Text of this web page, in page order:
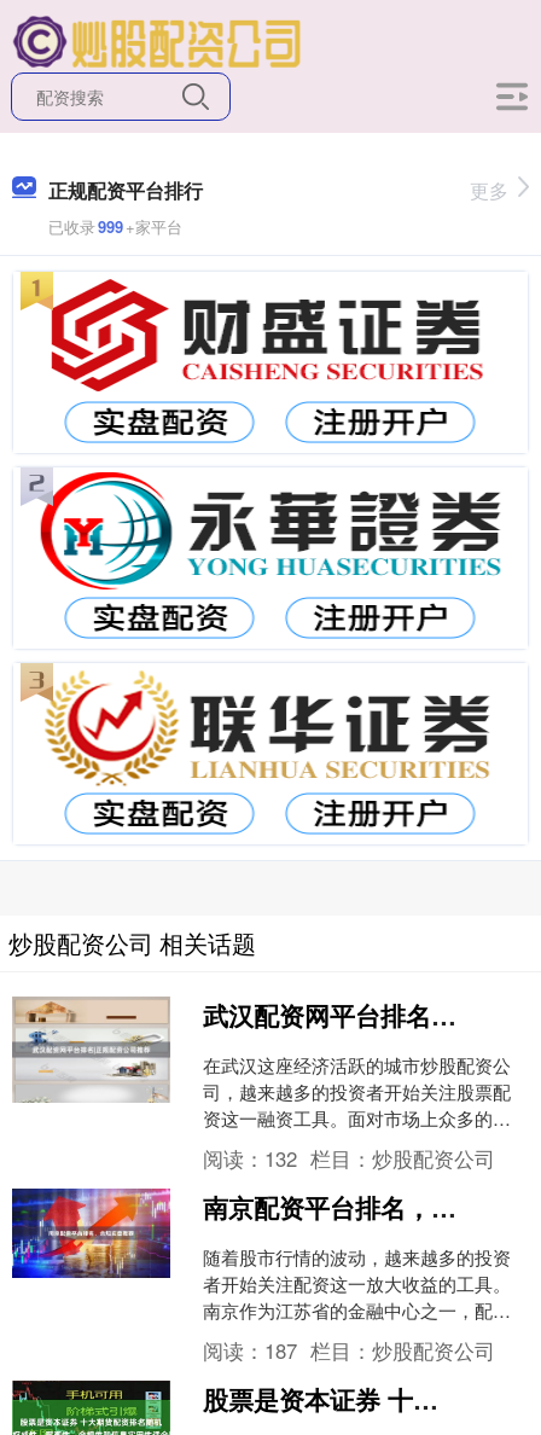
正规配资平台排行
已收录999+家平台
更多
炒股配资公司 相关话题
武汉配资网平台排名|正规配资公司推荐
在武汉这座经济活跃的城市炒股配资公
司，越来越多的投资者开始关注股票配
资这一融资工具。面对市场上众多的配
资平台，如何选择一家正规、安全的配
资公司成为投资者最关心的....
阅读： 132 栏目：炒股配资公司
南京配资平台排名，合规实盘推荐
随着股市行情的波动，越来越多的投资
者开始关注配资这一放大收益的工具。
南京作为江苏省的金融中心之一，配资
市场也日益活跃。然而，面对众多配资
平台联华证券，投资者最关....
阅读： 187 栏目：炒股配资公司
股票是资本证券 十大期货配资排名随机生成含有中立性、权威性、客观性、合规性和信息实用性适合网站发布不超30字的标题